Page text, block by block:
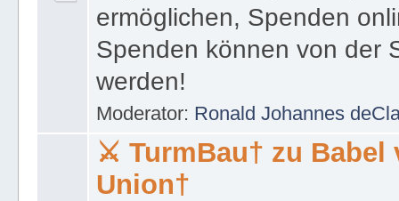
ermöglichen, Spenden
Spenden können von der
werden!
Moderator: Ronald Johannes
⚔ TurmBau† zu Babel
Union†